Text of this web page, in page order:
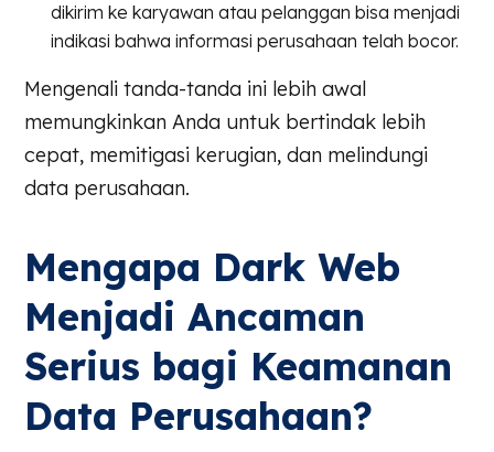
dikirim ke karyawan atau pelanggan bisa menjadi
indikasi bahwa informasi perusahaan telah bocor.
Mengenali tanda-tanda ini lebih awal
memungkinkan Anda untuk bertindak lebih
cepat, memitigasi kerugian, dan melindungi
data perusahaan.
Mengapa Dark Web
Menjadi Ancaman
Serius bagi Keamanan
Data Perusahaan?